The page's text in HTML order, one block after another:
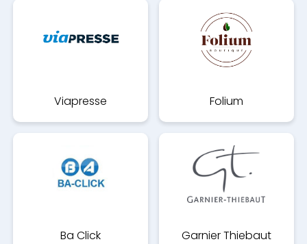
Viapresse Folium
Ba Click Garnier Thiebaut